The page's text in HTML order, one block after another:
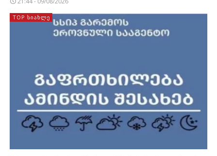
TOP ᲡᲘᲐᲮᲚᲔ